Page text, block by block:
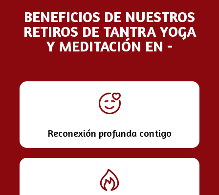
BENEFICIOS DE NUESTROS
RETIROS DE TANTRA YOGA
Y MEDITACIÓN EN -
Reconexión profunda contigo